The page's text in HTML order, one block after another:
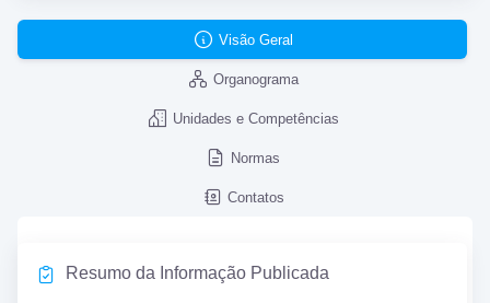
Visão Geral
Organograma
Unidades e Competências
Normas
Contatos
Resumo da Informação Publicada